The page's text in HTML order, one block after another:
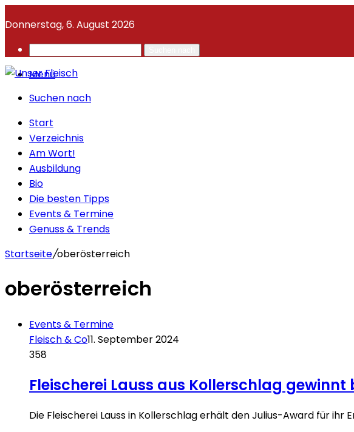
Donnerstag, 6. August 2026
Menü
Suchen nach
Start
Verzeichnis
Am Wort!
Ausbildung
Bio
Die besten Tipps
Events & Termine
Genuss & Trends
Startseite/oberösterreich
oberösterreich
Events & Termine
Fleisch & Co11. September 2024
358
Fleischerei Lauss aus Kollerschlag
Die Fleischerei Lauss in Kollerschlag erhält den Julius-Award für ihr